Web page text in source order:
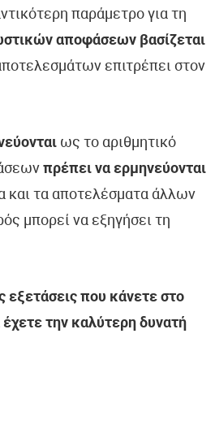
παράμετρο για τη
αποφάσεων βασίζεται
επιτρέπει στον
ως το αριθμητικό
πρέπει να ερμηνεύονται
και τα αποτελέσματα άλλων
μπορεί να εξηγήσει τη
εξετάσεις που κάνετε στο
την καλύτερη δυνατή